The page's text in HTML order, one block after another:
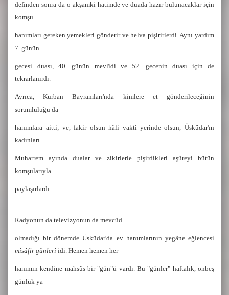
definden sonra da o akşamki hatimde ve duada hazır bulunacaklar için
komşu
hanımları gereken yemekleri gönderir ve helva pişirirlerdi. Aynı yardım
7. günün
gecesi duası, 40. günün mevlîdi ve 52. gecenin duası için de
tekrarlanırdı.
Ayrıca, Kurban Bayramları'nda kimlere et gönderileceğinin
sorumluluğu da
hanımlara aitti; ve, fakir olsun hâli vakti yerinde olsun, Üsküdar'ın
kadınları
Muharrem ayında dualar ve zikirlerle pişirdikleri aşûreyi bütün
komşularıyla
paylaşırlardı.
Radyonun da televizyonun da mevcûd
olmadığı bir dönemde Üsküdar'da ev hanımlarının yegâne eğlencesi
misâfir günleriidi. Hemen hemen her
hanımın kendine mahsûs bir "gün"ü vardı. Bu "günler" haftalık, onbeş
günlük ya